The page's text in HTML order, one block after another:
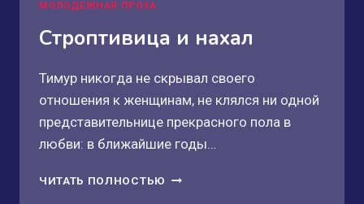
МОЛОДЕЖНАЯ ПРОЗА
Строптивица и нахал
Тимур никогда не скрывал своего
отношения к женщинам, не клялся ни одной
представительнице прекрасного пола в
любви: в ближайшие годы…
ЧИТАТЬ ПОЛНОСТЬЮ СТРОПТИВИЦА